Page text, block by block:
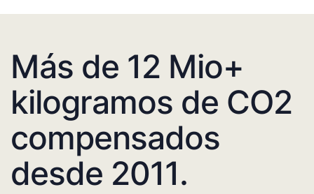
Más de 12 Mio+
kilogramos de CO2
compensados
desde 2011.